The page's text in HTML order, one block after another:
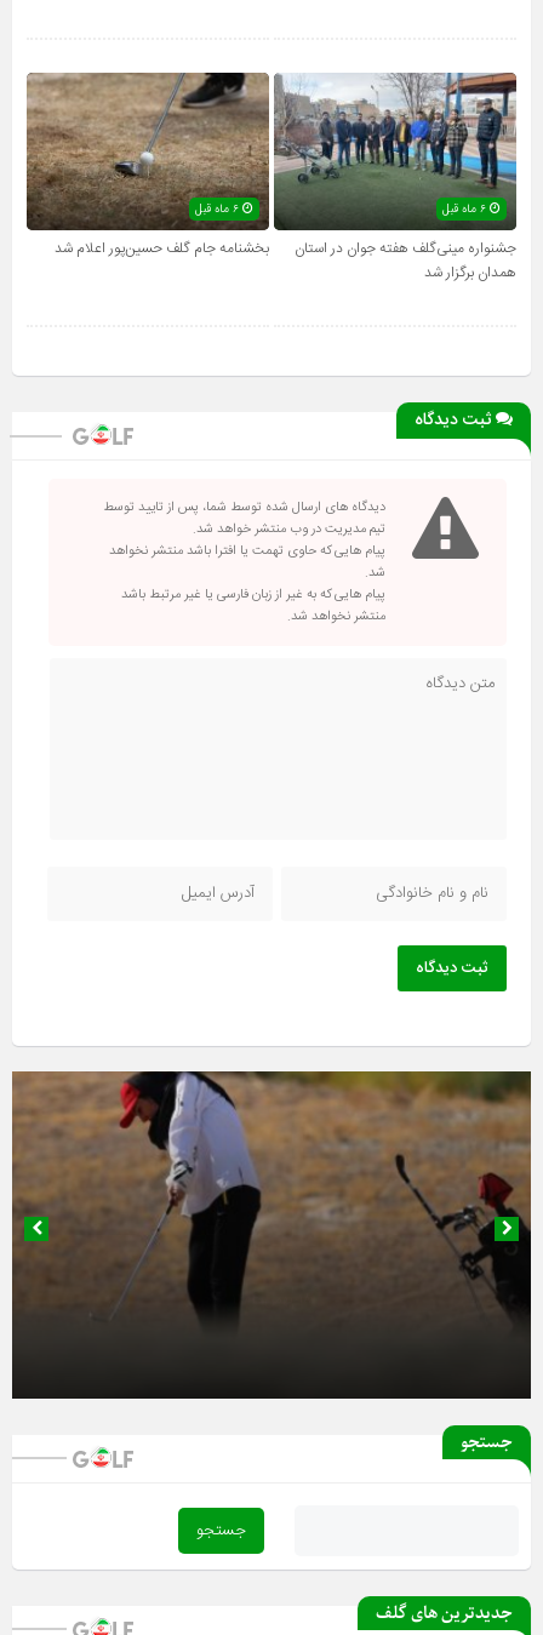
۶ ماه قبل
جشنواره مینی‌گلف هفته جوان در استان
همدان برگزار شد
بخشنامه جام گلف حسین‌پور اعلام شد
ثبت دیدگاه
دیدگاه های ارسال شده توسط شما، پس از تایید توسط
تیم مدیریت در وب منتشر خواهد شد.
پیام هایی که حاوی تهمت یا افترا باشد منتشر نخواهد
شد.
پیام هایی که به غیر از زبان فارسی یا غیر مرتبط باشد
منتشر نخواهد شد.
ثبت دیدگاه
جستجو
جدیدترین های گلف